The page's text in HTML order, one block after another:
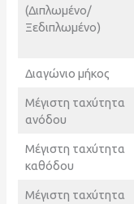
(Διπλωμένο/
Ξεδιπλωμένο)
Διαγώνιο μήκος
Μέγιστη ταχύτητα
ανόδου
Μέγιστη ταχύτητα
καθόδου
Μέγιστη ταχύτητα